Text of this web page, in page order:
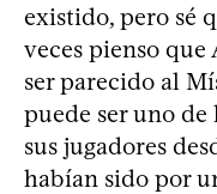
existido, pero sé
veces pienso
ser parecido al
puede ser uno
sus jugadores
habían sido por